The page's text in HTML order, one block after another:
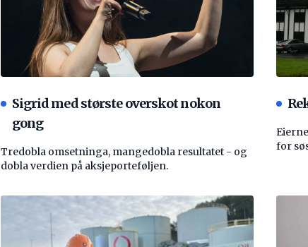
Sigrid med største overskot nokon
gong
Tredobla omsetninga, mangedobla resultatet - og
dobla verdien på aksjeporteføljen.
for